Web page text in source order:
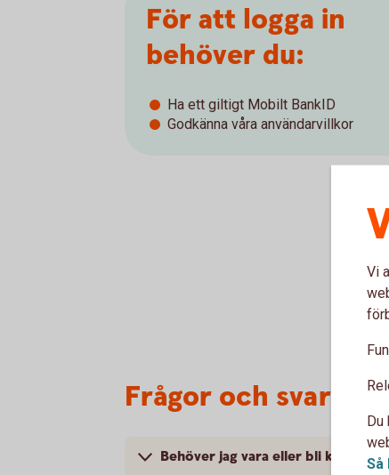
För att logga in
behöver du:
Ha ett giltigt Mobilt BankID
Godkänna våra användarvillkor
Frågor och svar
Behöver jag vara eller bli kund
Vi
Du
Så